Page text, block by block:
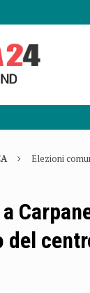
Elezioni
del